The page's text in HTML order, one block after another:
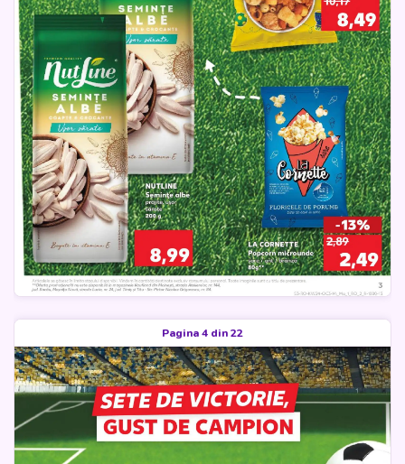
Pagina 4 din 22